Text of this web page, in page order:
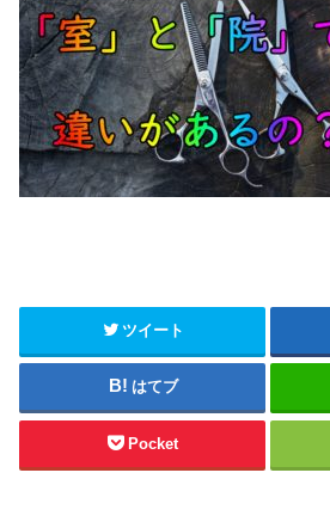
ツイート
はてブ
Pocket